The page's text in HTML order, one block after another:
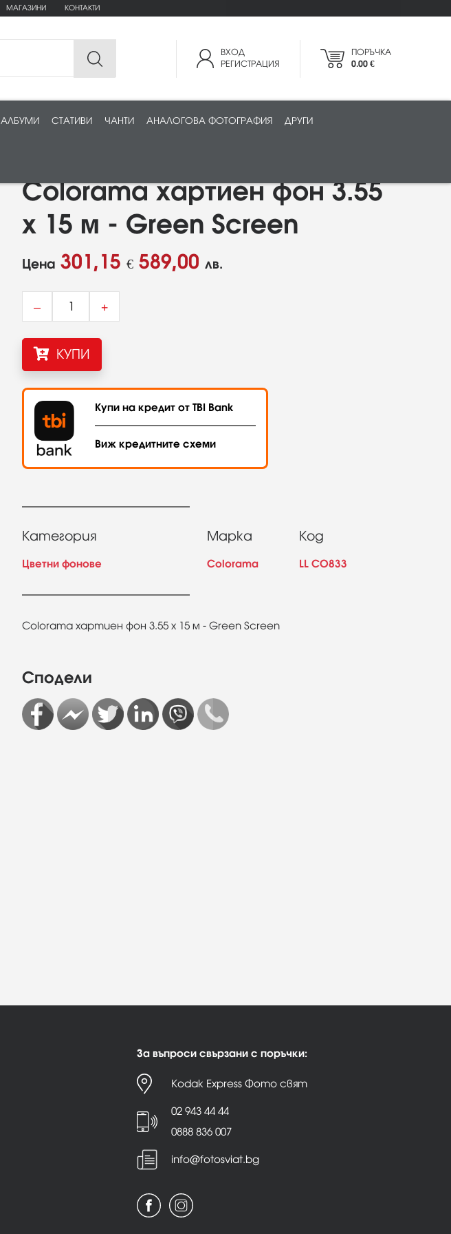
МАГАЗИНИ КОНТАКТИ
ВХОД
РЕГИСТРАЦИЯ
ПОРЪЧКА
0.00 €
АЛБУМИ СТАТИВИ ЧАНТИ АНАЛОГОВА ФОТОГРАФИЯ ДРУГИ
Colorama хартиен фон 3.55
x 15 м - Green Screen
Цена 301,15 € 589,00 лв.
– +
КУПИ
Купи на кредит от TBI Bank
Виж кредитните схеми
Категория
Цветни фонове
Марка
Colorama
Код
LL CO833
Colorama хартиен фон 3.55 x 15 м - Green Screen
Сподели
За въпроси свързани с поръчки:
Kodak Express Фото свят
02 943 44 44
0888 836 007
info@fotosviat.bg